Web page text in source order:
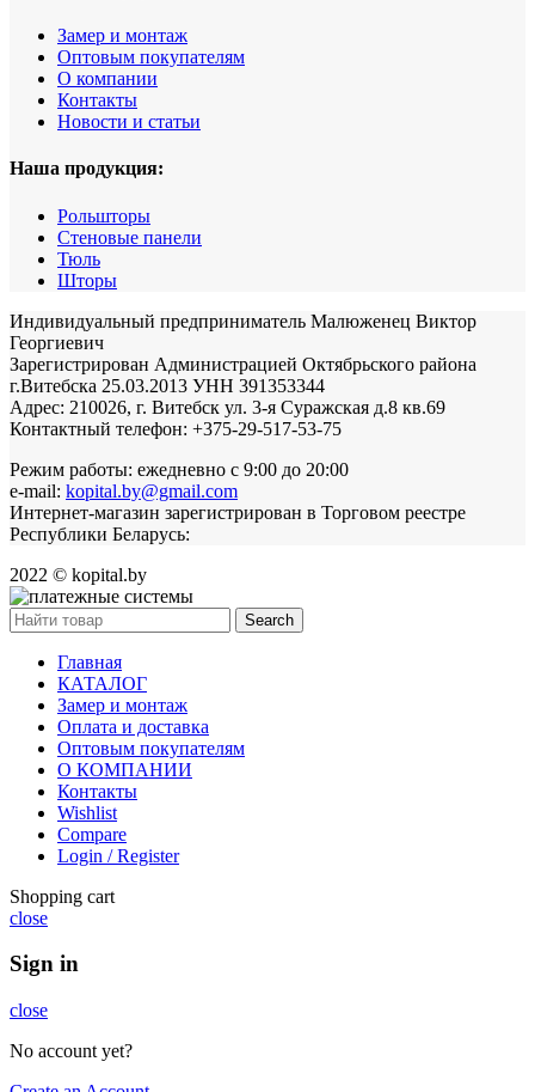
Замер и монтаж
Оптовым покупателям
О компании
Контакты
Новости и статьи
Наша продукция:
Рольшторы
Стеновые панели
Тюль
Шторы
Индивидуальный предприниматель Малюженец Виктор
Георгиевич
Зарегистрирован Администрацией Октябрьского района
г.Витебска 25.03.2013 УНН 391353344
Адрес: 210026, г. Витебск ул. 3-я Суражская д.8 кв.69
Контактный телефон: +375-29-517-53-75
Режим работы: ежедневно с 9:00 до 20:00
e-mail: kopital.by@gmail.com
Интернет-магазин зарегистрирован в Торговом реестре
Республики Беларусь:
2022 © kopital.by
Search
Главная
КАТАЛОГ
Замер и монтаж
Оплата и доставка
Оптовым покупателям
О КОМПАНИИ
Контакты
Wishlist
Compare
Login / Register
Shopping cart
close
Sign in
close
No account yet?